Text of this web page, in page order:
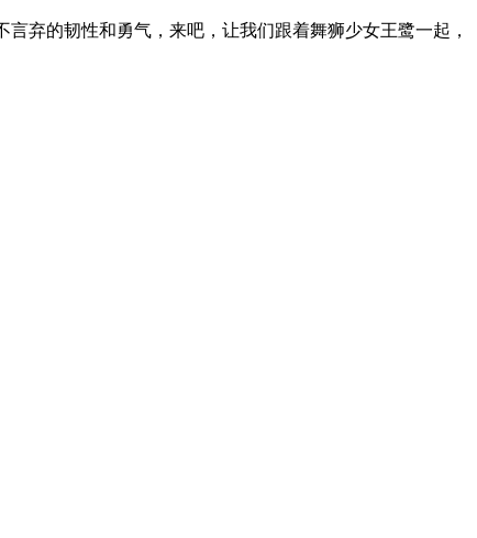
弃的韧性和勇气，来吧，让我们跟着舞狮少女王鹭一起，